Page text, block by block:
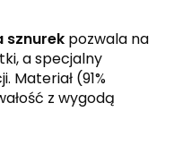
sznurek pozwala na
a specjalny
Materiał (91%
z wygodą